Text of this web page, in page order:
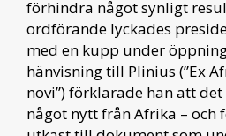
förhindra något synligt
ordförande lyckades
med en kupp under
hänvisning till Plinius (”Ex
novi”) förklarade han att
något nytt från Afrika – och